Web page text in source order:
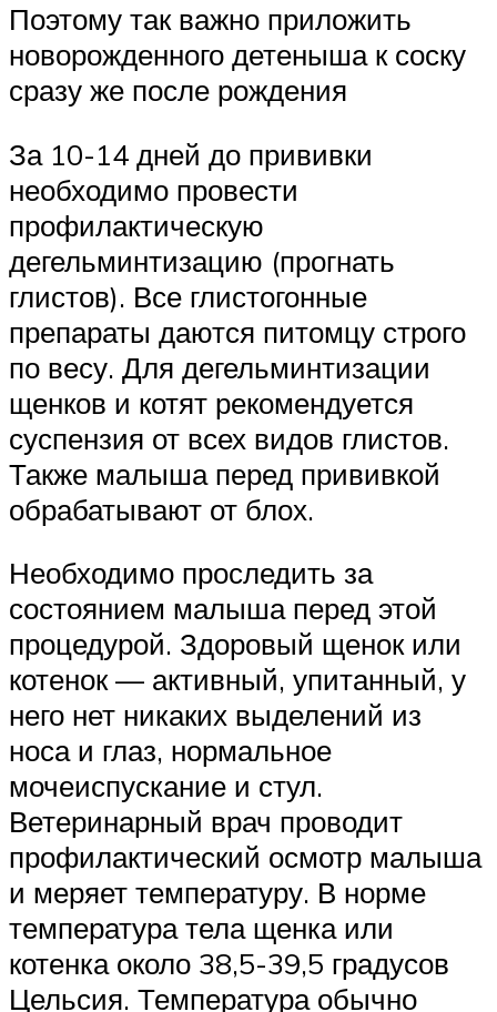
Поэтому так важно приложить
новорожденного детеныша к соску
сразу же после рождения
За 10-14 дней до прививки
необходимо провести
профилактическую
дегельминтизацию (прогнать
глистов). Все глистогонные
препараты даются питомцу строго
по весу. Для дегельминтизации
щенков и котят рекомендуется
суспензия от всех видов глистов.
Также малыша перед прививкой
обрабатывают от блох.
Необходимо проследить за
состоянием малыша перед этой
процедурой. Здоровый щенок или
котенок — активный, упитанный, у
него нет никаких выделений из
носа и глаз, нормальное
мочеиспускание и стул.
Ветеринарный врач проводит
профилактический осмотр малыша
и меряет температуру. В норме
температура тела щенка или
котенка около 38,5-39,5 градусов
Цельсия. Температура обычно